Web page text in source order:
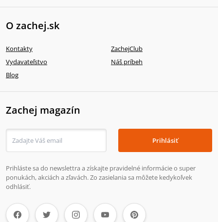
O zachej.sk
Kontakty
ZachejClub
Vydavateľstvo
Náš príbeh
Blog
Zachej magazín
Prihlásiť
Prihláste sa do newslettra a získajte pravidelné informácie o super
ponukách, akciách a zľavách. Zo zasielania sa môžete kedykoľvek
odhlásiť.